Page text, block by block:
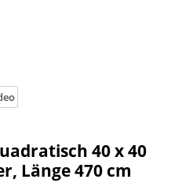
40 x 40
Länge 470 cm